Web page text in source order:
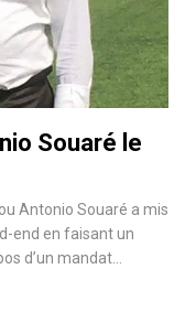
Souaré le
Antonio Souaré a mis
end en faisant un
d’un mandat…